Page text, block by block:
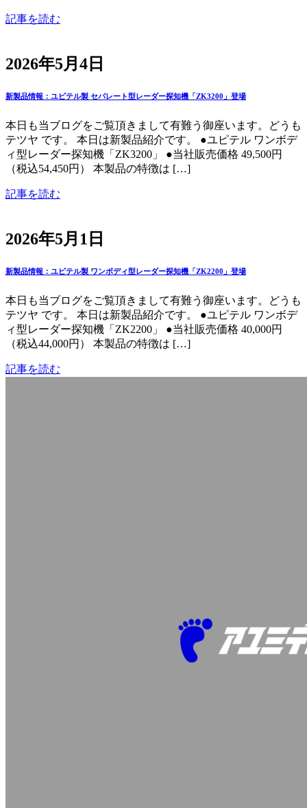
記事を読む
2026年5月4日
新製品情報：ユピテル製 セパレート型レーダー探知機「ZK3200」登場
本日も当ブログをご覧頂きまして有難う御座います。どうも
テツヤ です。 本日は新製品紹介です。 ●ユピテル ワンボデ
ィ型レーダー探知機「ZK3200」 ●当社販売価格 49,500円
（税込54,450円） 本製品の特徴は […]
記事を読む
2026年5月1日
新製品情報：ユピテル製 ワンボディ型レーダー探知機「ZK2200」登場
本日も当ブログをご覧頂きまして有難う御座います。どうも
テツヤ です。 本日は新製品紹介です。 ●ユピテル ワンボデ
ィ型レーダー探知機「ZK2200」 ●当社販売価格 40,000円
（税込44,000円） 本製品の特徴は […]
記事を読む